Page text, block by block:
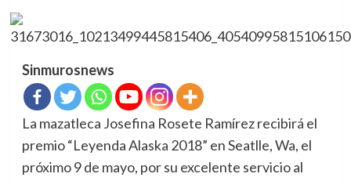
Sinmurosnews
La mazatleca Josefina Rosete Ramírez recibirá el
premio “Leyenda Alaska 2018” en Seatlle, Wa, el
próximo 9 de mayo, por su excelente servicio al